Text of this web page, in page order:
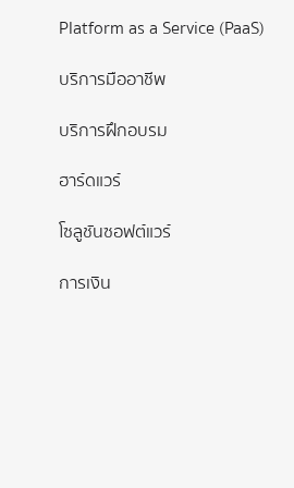
Platform as a Service (PaaS)
บริการมืออาชีพ
บริการฝึกอบรม
ฮาร์ดแวร์
โซลูชันซอฟต์แวร์
การเงิน